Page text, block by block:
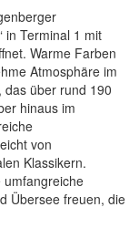
in Terminal 1 mit
Warme Farben
Atmosphäre im
das über rund 190
hinaus im
von
Klassikern.
umfangreiche
Übersee freuen, die